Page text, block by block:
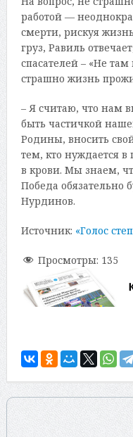
работой —
смерти, рискуя
груз, Равиль
спасателей – «Не
страшно жизнь
– Я считаю, что нам
быть частичкой
Родины, вносить
тем, кто нуждается в
в крови. Мы знаем,
Победа обязательно
Нурдинов.
Источник: «Голос
Просмотры: 135